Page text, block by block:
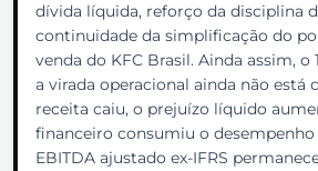
dívida líquida, reforço da disciplina
continuidade da simplificação do
venda do KFC Brasil. Ainda assim, o
a virada operacional ainda não está
receita caiu, o prejuízo líquido
financeiro consumiu o desempenho
EBITDA ajustado ex-IFRS